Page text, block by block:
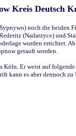
Kreis Deutsch
noch die beiden
(Nadarzyce) und
wurden errichtet.
getauft worden.
Köln. Er weist auf
kann es aber dennoch